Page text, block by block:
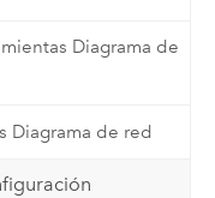
Diagrama de
Diagrama de red